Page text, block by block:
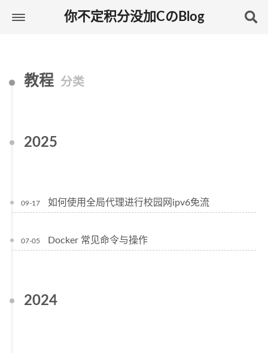
你不定积分没加CのBlog
教程 分类
2025
09-17 如何使用全局代理进行校园网ipv6免流
07-05 Docker 常见命令与操作
2024